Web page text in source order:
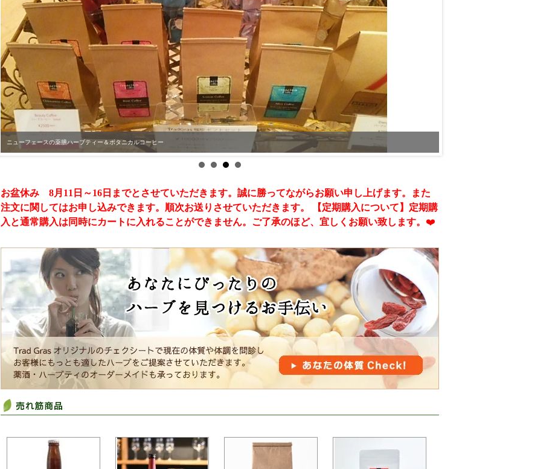
ニューフェースの薬膳ハーブティー＆ボタニカルコーヒー
お盆休み 8月11日～16日までとさせていただきます。誠に勝ってながらお願い申し上げます。また
注文に関してはお申し込みできます。順次お送りさせていただきます。 【定期購入について】定期購
入と通常購入は同時にカートに入れることができません。ご了承のほど、宜しくお願い致します。 ❤️